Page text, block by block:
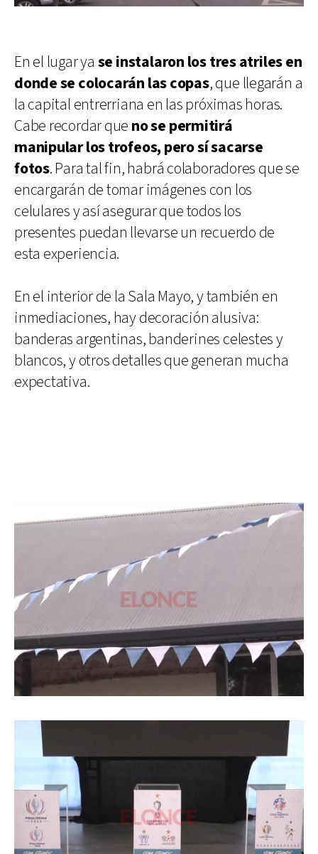
En el lugar ya se instalaron los tres atriles en
donde se colocarán las copas, que llegarán a
la capital entrerriana en las próximas horas.
Cabe recordar que no se permitirá
manipular los trofeos, pero sí sacarse
fotos. Para tal fin, habrá colaboradores que se
encargarán de tomar imágenes con los
celulares y así asegurar que todos los
presentes puedan llevarse un recuerdo de
esta experiencia.
En el interior de la Sala Mayo, y también en
inmediaciones, hay decoración alusiva:
banderas argentinas, banderines celestes y
blancos, y otros detalles que generan mucha
expectativa.